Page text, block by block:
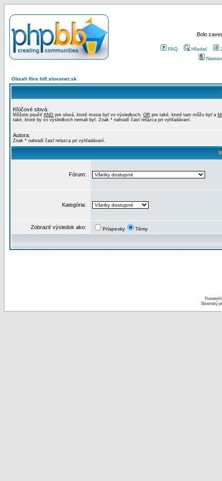
Bolo
FAQ Hľadať
Obsah fóra hifi.slovanet.sk
Kľúčové slová:
Môžete použiť AND pre slová, ktoré musia byť vo výsledkoch, OR pre také, ktoré tam môžu byť a
také, ktoré by vo výsledkoch nemali byť. Znak * nahradí časť reťazca pri vyhľadávaní.
Autora:
Znak * nahradí časť reťazca pri vyhľadávaní.
Fórum:
Kategória:
Zobraziť výsledok ako: Príspevky Témy
Powered
Slovenský